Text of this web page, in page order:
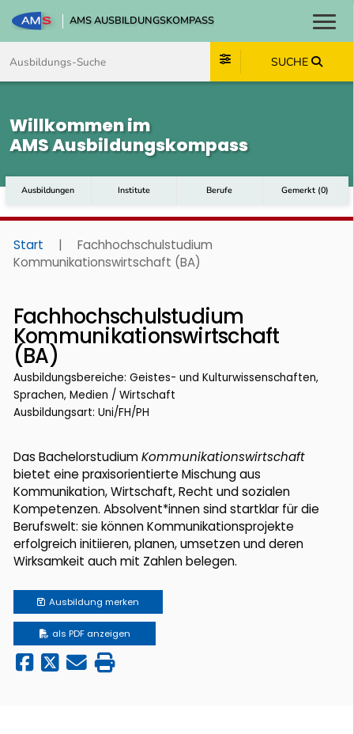
AMS AUSBILDUNGSKOMPASS
SUCHE
Willkommen im
AMS Ausbildungskompass
Ausbildungen Institute Berufe Gemerkt (0)
Start |
Fachhochschulstudium
Kommunikationswirtschaft (BA)
Fachhochschulstudium
Kommunikationswirtschaft
(BA)
Ausbildungsbereiche: Geistes- und Kulturwissenschaften,
Sprachen, Medien / Wirtschaft
Ausbildungsart: Uni/FH/PH
Das BachelorstudiumKommunikationswirtschaft
bietet eine praxisorientierte Mischung aus
Kommunikation, Wirtschaft, Recht und sozialen
Kompetenzen. Absolvent*innen sind startklar für die
Berufswelt: sie können Kommunikationsprojekte
erfolgreich initiieren, planen, umsetzen und deren
Wirksamkeit auch mit Zahlen belegen.
Ausbildung merken
als PDF anzeigen